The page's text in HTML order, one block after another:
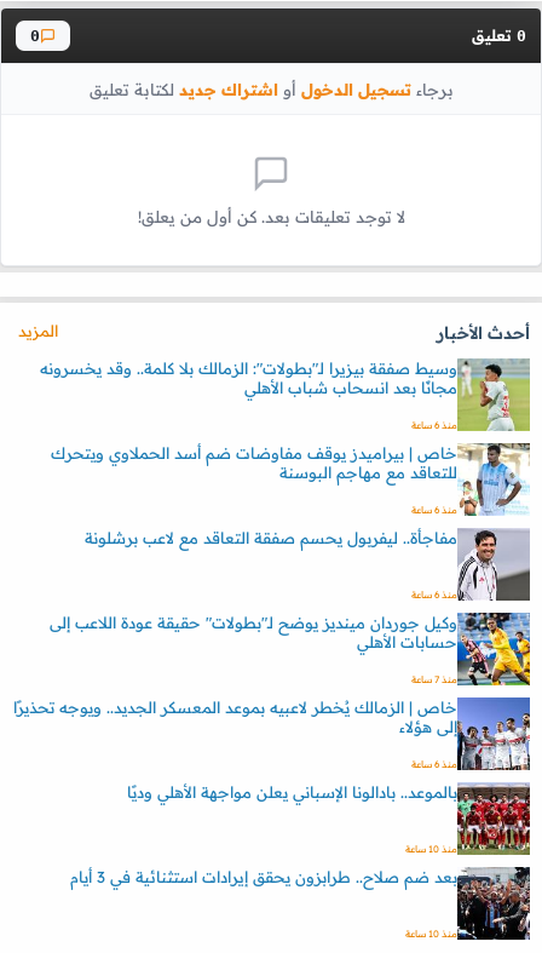
0 تعليق 0
برجاءتسجيل الدخول أواشتراك جديد لكتابة تعليق
لا توجد تعليقات بعد. كن أول من يعلق!
أحدث الأخبار
المزيد
وسيط صفقة بيزيرا لـ"بطولات": الزمالك بلا كلمة.. وقد يخسرونه
مجانًا بعد انسحاب شباب الأهلي
منذ 6 ساعة
خاص | بيراميدز يوقف مفاوضات ضم أسد الحملاوي ويتحرك
للتعاقد مع مهاجم البوسنة
منذ 6 ساعة
مفاجأة.. ليفربول يحسم صفقة التعاقد مع لاعب برشلونة
منذ 6 ساعة
وكيل جوردان مينديز يوضح لـ"بطولات" حقيقة عودة اللاعب إلى
حسابات الأهلي
منذ 7 ساعة
خاص | الزمالك يُخطر لاعبيه بموعد المعسكر الجديد.. ويوجه تحذيرًا
إلى هؤلاء
منذ 6 ساعة
بالموعد.. بادالونا الإسباني يعلن مواجهة الأهلي وديًا
منذ 10 ساعة
بعد ضم صلاح.. طرابزون يحقق إيرادات استثنائية في 3 أيام
منذ 10 ساعة